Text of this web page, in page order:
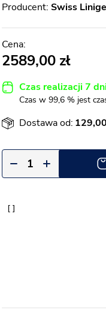
Producent: Swiss
2589,00
Czas realizacji 7
Czas w 99,6 % jest
Dostawa od: 129,00